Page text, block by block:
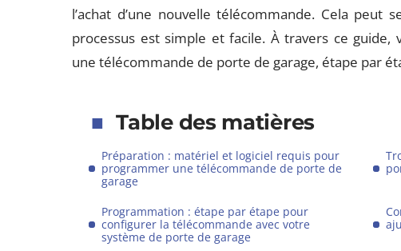
l’achat d’une nouvelle télécommande. Cela peut
processus est simple et facile. À travers ce
une télécommande de porte de garage, étape par
Table des matières
Préparation : matériel et logiciel requis pour
programmer une télécommande de porte de
garage
Programmation : étape par étape pour
configurer la télécommande avec votre
système de porte de garage